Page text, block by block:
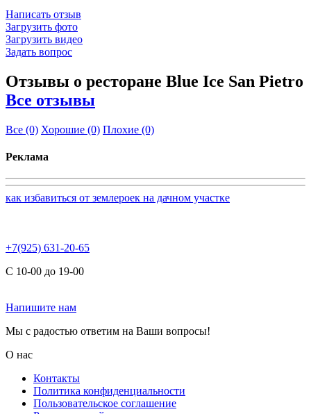
Написать отзыв
Загрузить фото
Загрузить видео
Задать вопрос
Отзывы о ресторане Blue Ice San Pietro
Все отзывы
Все (0) Хорошие (0) Плохие (0)
Реклама
как избавиться от землероек на дачном участке
+7(925) 631-20-65
С 10-00 до 19-00
Напишите нам
Мы с радостью ответим на Ваши вопросы!
О нас
Контакты
Политика конфиденциальности
Пользовательское соглашение